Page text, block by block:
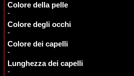
Colore della pelle
-
Colore degli occhi
-
Colore dei capelli
-
Lunghezza dei capelli
-